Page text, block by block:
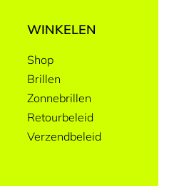
WINKELEN
Shop
Brillen
Zonnebrillen
Retourbeleid
Verzendbeleid